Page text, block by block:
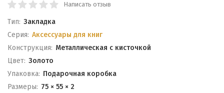
Написать отзыв
Тип: Закладка
Серия: Аксессуары для книг
Конструкция: Металлическая с кисточкой
Цвет: Золото
Упаковка: Подарочная коробка
Размеры: 75 × 55 × 2